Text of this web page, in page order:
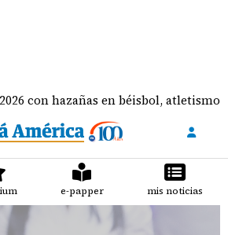
béisbol, atletismo y eSports
e-papper mis noticias